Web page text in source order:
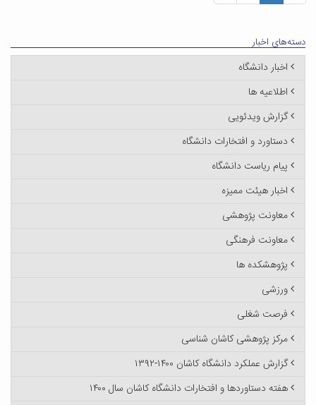
دسته‌های اخبار
اخبار دانشگاه
اطلاعیه ها
گزارش ویدئویی
دستاورد و افتخارات دانشگاه
پیام ریاست دانشگاه
اخبار هیئت ممیزه
معاونت پژوهشی
معاونت فرهنگی
پژوهشکده ها
ورزشی
فرصت شغلی
مرکز پژوهشی کاشان شناسی
گزارش عملکرد دانشگاه کاشان ۱۴۰۰-۱۳۹۲
هفته دستاوردها و افتخارات دانشگاه کاشان سال ۱۴۰۰